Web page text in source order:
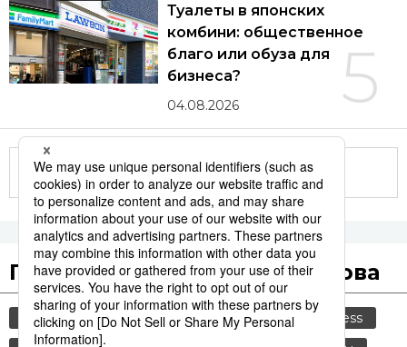
5
Туалеты в японских
комбини: общественное
благо или обуза для
бизнеса?
04.08.2026
Другие статьи по теме
Популярные поисковые слова
общество культура политика
jiji press